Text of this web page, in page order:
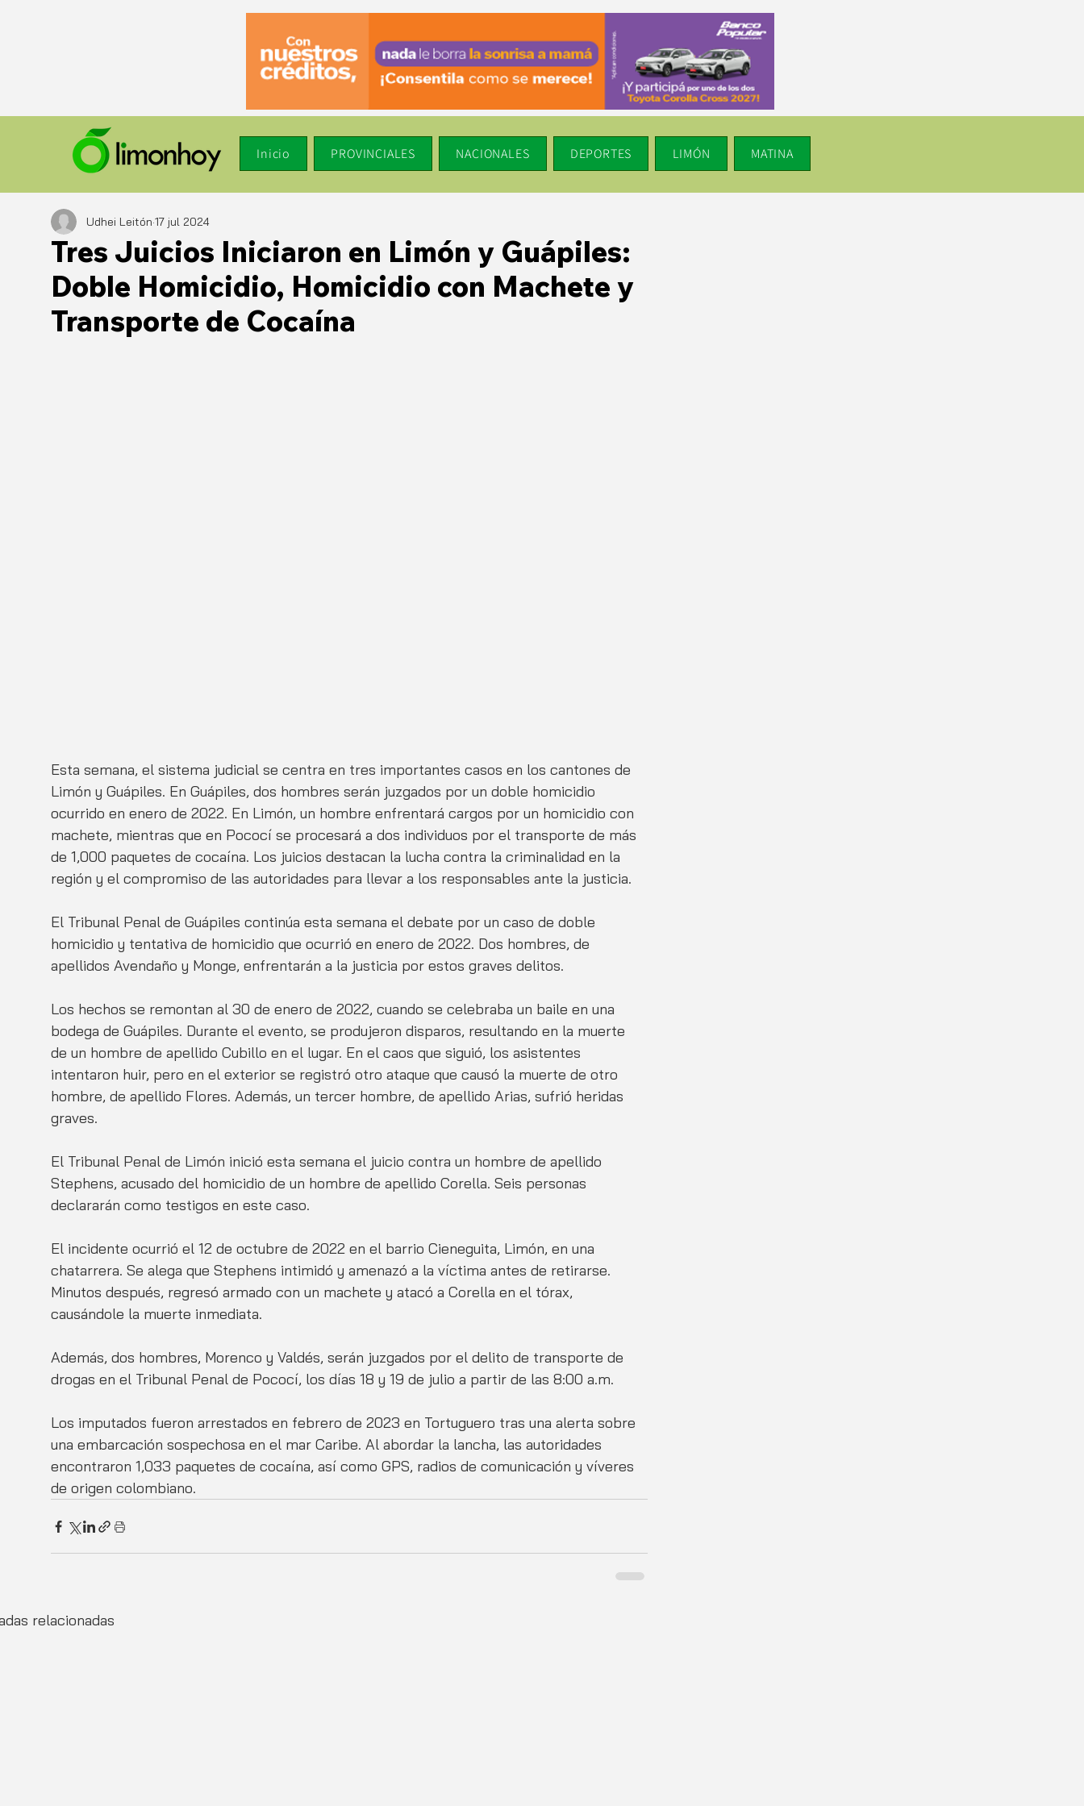
Inicio PROVINCIALES NACIONALES DEPORTES LIMÓN MATINA
Tres Juicios Iniciaron en Limón y Guápiles:
Doble Homicidio, Homicidio con Machete y
Transporte de Cocaína
Udhei Leitón 17 jul 2024
Esta semana, el sistema judicial se centra en tres importantes casos en los cantones de
Limón y Guápiles. En Guápiles, dos hombres serán juzgados por un doble homicidio
ocurrido en enero de 2022. En Limón, un hombre enfrentará cargos por un homicidio con
machete, mientras que en Pococí se procesará a dos individuos por el transporte de más
de 1,000 paquetes de cocaína. Los juicios destacan la lucha contra la criminalidad en la
región y el compromiso de las autoridades para llevar a los responsables ante la justicia.
El Tribunal Penal de Guápiles continúa esta semana el debate por un caso de doble
homicidio y tentativa de homicidio que ocurrió en enero de 2022. Dos hombres, de
apellidos Avendaño y Monge, enfrentarán a la justicia por estos graves delitos.
Los hechos se remontan al 30 de enero de 2022, cuando se celebraba un baile en una
bodega de Guápiles. Durante el evento, se produjeron disparos, resultando en la muerte
de un hombre de apellido Cubillo en el lugar. En el caos que siguió, los asistentes
intentaron huir, pero en el exterior se registró otro ataque que causó la muerte de otro
hombre, de apellido Flores. Además, un tercer hombre, de apellido Arias, sufrió heridas
graves.
El Tribunal Penal de Limón inició esta semana el juicio contra un hombre de apellido
Stephens, acusado del homicidio de un hombre de apellido Corella. Seis personas
declararán como testigos en este caso.
El incidente ocurrió el 12 de octubre de 2022 en el barrio Cieneguita, Limón, en una
chatarrera. Se alega que Stephens intimidó y amenazó a la víctima antes de retirarse.
Minutos después, regresó armado con un machete y atacó a Corella en el tórax,
causándole la muerte inmediata.
Además, dos hombres, Morenco y Valdés, serán juzgados por el delito de transporte de
drogas en el Tribunal Penal de Pococí, los días 18 y 19 de julio a partir de las 8:00 a.m.
Los imputados fueron arrestados en febrero de 2023 en Tortuguero tras una alerta sobre
una embarcación sospechosa en el mar Caribe. Al abordar la lancha, las autoridades
encontraron 1,033 paquetes de cocaína, así como GPS, radios de comunicación y víveres
de origen colombiano.
relacionadas